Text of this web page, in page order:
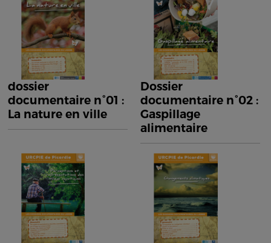
dossier
documentaire n°01 :
La nature en ville
Dossier
documentaire n°02 :
Gaspillage
alimentaire